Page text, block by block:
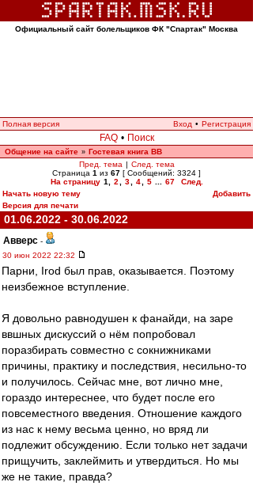
Официальный сайт болельщиков ФК "Спартак" Москва
Полная версия Вход • Регистрация
FAQ • Поиск
Общение на сайте » Гостевая книга ВВ
Пред. тема | След. тема
Страница 1 из 67 [ Сообщений: 3324 ]
На страницу 1 2 3 4 5 67
След.
Начать новую тему
Добавить
Версия для печати
01.06.2022 - 30.06.2022
Авверс -
30 июн 2022 22:32
Парни, Irod был прав, оказывается. Поэтому
неизбежное вступление.
Я довольно равнодушен к фанайди, на заре
ввшных дискуссий о нём попробовал
поразбирать совместно с сокнижниками
причины, практику и последствия, несильно-то
и получилось. Сейчас мне, вот лично мне,
гораздо интереснее, что будет после его
повсеместного введения. Отношение каждого
из нас к нему весьма ценно, но вряд ли
подлежит обсуждению. Если только нет задачи
прищучить, заклеймить и утвердиться. Но мы
же не такие, правда?